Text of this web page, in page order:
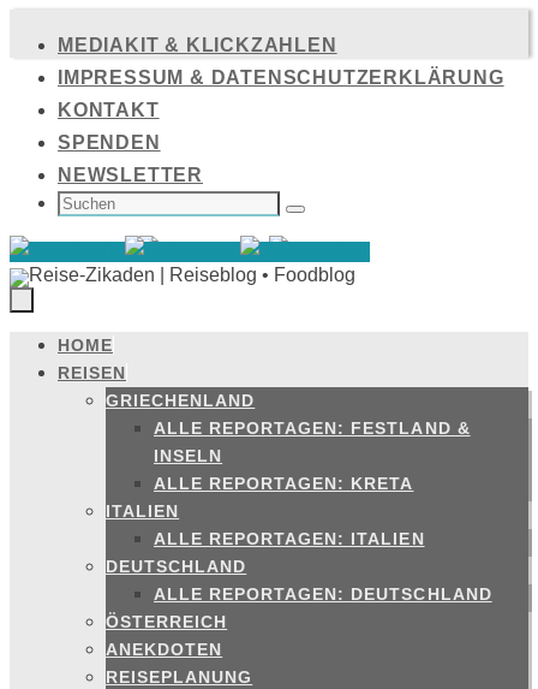
Inhalt
springen
MEDIAKIT & KLICKZAHLEN
IMPRESSUM & DATENSCHUTZERKLÄRUNG
KONTAKT
SPENDEN
NEWSLETTER
SUCHEN
NACH: Suchen
Zum
Inhalt
springen
HOME
REISEN
GRIECHENLAND
ALLE REPORTAGEN: FESTLAND &
INSELN
ALLE REPORTAGEN: KRETA
ITALIEN
ALLE REPORTAGEN: ITALIEN
DEUTSCHLAND
ALLE REPORTAGEN: DEUTSCHLAND
ÖSTERREICH
ANEKDOTEN
REISEPLANUNG